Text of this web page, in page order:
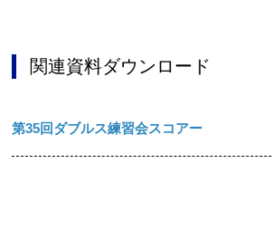
関連資料ダウンロード
第35回ダブルス練習会スコアー